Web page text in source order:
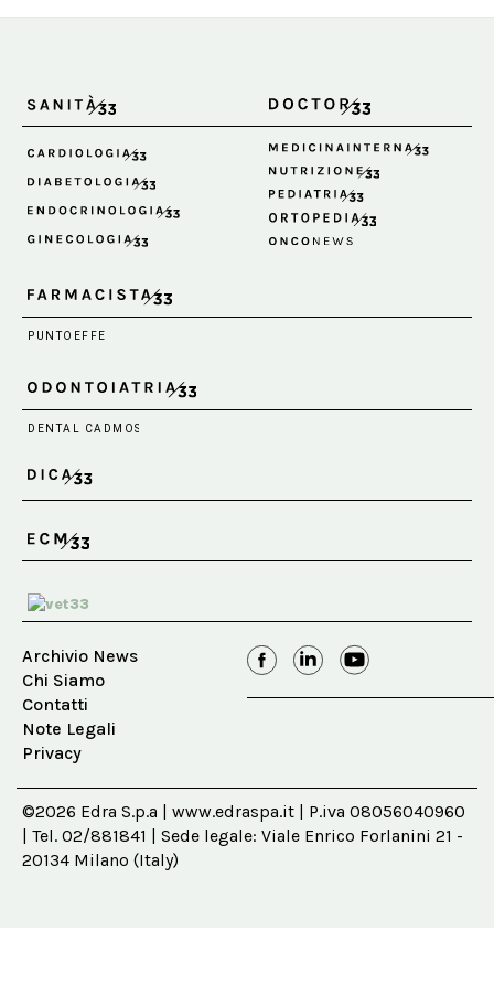
Archivio News
Chi Siamo
Contatti
Note Legali
Privacy
©2026 Edra S.p.a | www.edraspa.it | P.iva 08056040960
| Tel. 02/881841 | Sede legale: Viale Enrico Forlanini 21 -
20134 Milano (Italy)